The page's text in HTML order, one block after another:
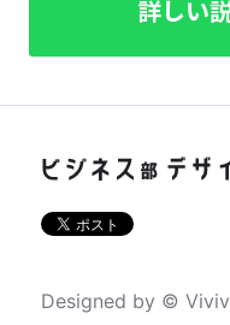
詳しい
Designed by ©